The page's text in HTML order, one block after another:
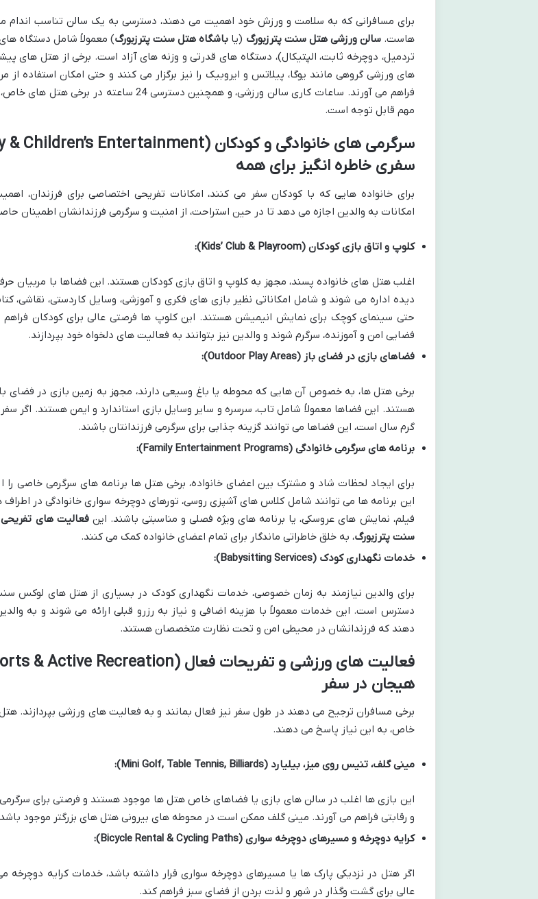
برای مسافرانی که به سلامت و ورزش خود اهمیت می دهند، دسترسی به یک سالن تناسب اندام
هاست.سالن ورزشی هتل سنت پترزبورگ (یا باشگاه هتل سنت پترزبورگ) معمولاً شامل دستگاه های
تردمیل، دوچرخه ثابت، الپتیکال)، دستگاه های قدرتی و وزنه های آزاد است. برخی از هتل های
های ورزشی گروهی مانند یوگا، پیلاتس و ایروبیک را نیز برگزار می کنند و حتی امکان استفاده از
فراهم می آورند. ساعات کاری سالن ورزشی، و همچنین دسترسی 24 ساعته
مهم قابل توجه است.
سفری خاطره انگیز برای همه
برای خانواده هایی که با کودکان سفر می کنند، امکانات تفریحی اختصاصی برای فرزندان،
امکانات به والدین اجازه می دهد تا در حین استراحت، از امنیت و سرگرمی فرزندانشان اطمینان
کلوپ و اتاق بازی کودکان (Kids’ Club & Playroom):
اغلب هتل های خانواده پسند، مجهز به کلوپ و اتاق بازی کودکان هستند. این فضاها با مربیان
دیده اداره می شوند و شامل امکاناتی نظیر بازی های فکری و آموزشی، وسایل کاردستی، نقاشی،
حتی سینمای کوچک برای نمایش انیمیشن هستند. این کلوپ ها فرصتی عالی برای کودکان فراهم
فضایی امن و آموزنده، سرگرم شوند و والدین نیز بتوانند به فعالیت های دلخواه خود بپردازند.
فضاهای بازی در فضای باز (Outdoor Play Areas):
برخی هتل ها، به خصوص آن هایی که محوطه یا باغ وسیعی دارند، مجهز به زمین بازی در فضای
هستند. این فضاها معمولاً شامل تاب، سرسره و سایر وسایل بازی استاندارد و ایمن هستند. اگر
گرم سال است، این فضاها می توانند گزینه جذابی برای سرگرمی فرزندانتان باشند.
برنامه های سرگرمی خانوادگی (Family Entertainment Programs):
برای ایجاد لحظات شاد و مشترک بین اعضای خانواده، برخی هتل ها برنامه های سرگرمی خاصی را
این برنامه ها می توانند شامل کلاس های آشپزی روسی، تورهای دوچرخه سواری خانوادگی در
فیلم، نمایش های عروسکی، یا برنامه های ویژه فصلی و مناسبتی باشند. اینفعالیت های
سنت پترزبورگ، به خلق خاطراتی ماندگار برای تمام اعضای خانواده کمک می کنند.
خدمات نگهداری کودک (Babysitting Services):
برای والدین نیازمند به زمان خصوصی، خدمات نگهداری کودک در بسیاری از هتل های لوکس
دسترس است. این خدمات معمولاً با هزینه اضافی و نیاز به رزرو قبلی ارائه می شوند و به
دهند که فرزندانشان در محیطی امن و تحت نظارت متخصصان هستند.
هیجان در سفر
برخی مسافران ترجیح می دهند در طول سفر نیز فعال بمانند و به فعالیت های ورزشی بپردازند. هتل
خاص، به این نیاز پاسخ می دهند.
مینی گلف، تنیس روی میز، بیلیارد (Mini Golf, Table Tennis, Billiards):
این بازی ها اغلب در سالن های بازی یا فضاهای خاص هتل ها موجود هستند و فرصتی برای
و رقابتی فراهم می آورند. مینی گلف ممکن است در محوطه های بیرونی هتل های بزرگتر موجود
کرایه دوچرخه و مسیرهای دوچرخه سواری (Bicycle Rental & Cycling Paths):
اگر هتل در نزدیکی پارک ها یا مسیرهای دوچرخه سواری قرار داشته باشد، خدمات کرایه دوچرخه
عالی برای گشت وگذار در شهر و لذت بردن از فضای سبز فراهم کند.